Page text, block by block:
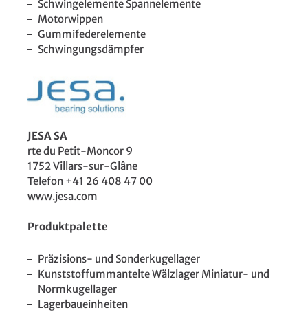
Schwingelemente Spannelemente
Motorwippen
Gummifederelemente
Schwingungsdämpfer
JESA SA
rte du Petit-Moncor 9
1752 Villars-sur-Glâne
Telefon +41 26 408 47 00
www.jesa.com
Produktpalette
Präzisions- und Sonderkugellager
Kunststoffummantelte Wälzlager Miniatur- und
Normkugellager
Lagerbaueinheiten